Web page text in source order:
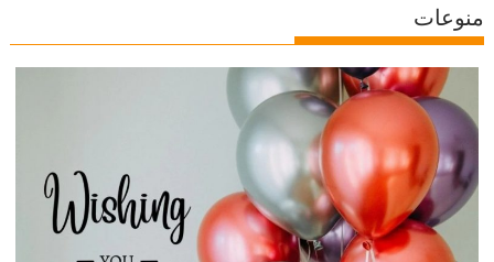
منوعات